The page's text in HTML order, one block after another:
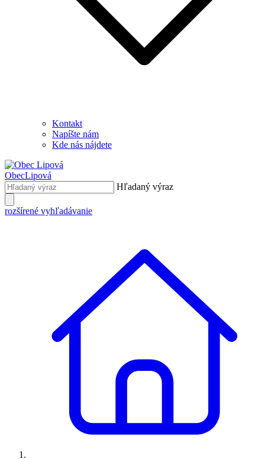
Kontakt
Napíšte nám
Kde nás nájdete
ObecLipová
Hľadaný výraz
rozšírené vyhľadávanie